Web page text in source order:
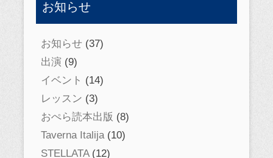
お知らせ
お知らせ (37)
出演 (9)
イベント (14)
レッスン (3)
おぺら読本出版 (8)
Taverna Italija (10)
STELLATA(12)